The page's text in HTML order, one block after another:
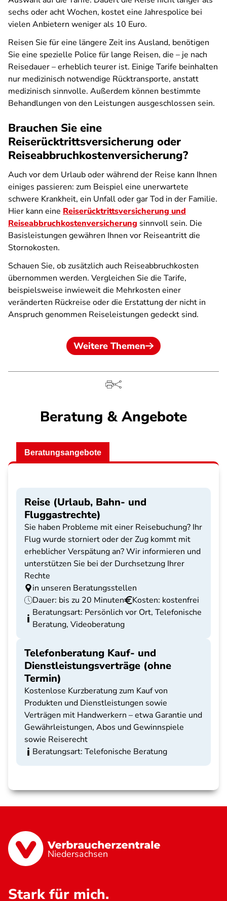
sechs oder acht Wochen, kostet eine Jahrespolice bei
vielen Anbietern weniger als 10 Euro.
Reisen Sie für eine längere Zeit ins Ausland, benötigen
Sie eine spezielle Police für lange Reisen, die – je nach
Reisedauer – erheblich teurer ist. Einige Tarife beinhalten
nur medizinisch notwendige Rücktransporte, anstatt
medizinisch sinnvolle. Außerdem können bestimmte
Behandlungen von den Leistungen ausgeschlossen sein.
Brauchen Sie eine
Reiserücktrittsversicherung oder
Reiseabbruchkostenversicherung?
Auch vor dem Urlaub oder während der Reise kann Ihnen
einiges passieren: zum Beispiel eine unerwartete
schwere Krankheit, ein Unfall oder gar Tod in der Familie.
Hier kann eine Reiserücktrittsversicherung und
Reiseabbruchkostenversicherung sinnvoll sein. Die
Basisleistungen gewähren Ihnen vor Reiseantritt die
Stornokosten.
Schauen Sie, ob zusätzlich auch Reiseabbruchkosten
übernommen werden. Vergleichen Sie die Tarife,
beispielsweise inwieweit die Mehrkosten einer
veränderten Rückreise oder die Erstattung der nicht in
Anspruch genommen Reiseleistungen gedeckt sind.
Weitere Themen
Beratung & Angebote
Beratungsangebote
Reise (Urlaub, Bahn- und
Fluggastrechte)
Sie haben Probleme mit einer Reisebuchung? Ihr
Flug wurde storniert oder der Zug kommt mit
erheblicher Verspätung an? Wir informieren und
unterstützen Sie bei der Durchsetzung Ihrer
Rechte
in unseren Beratungsstellen
Dauer: bis zu 20 Minuten
Kosten: kostenfrei
Beratungsart: Persönlich vor Ort, Telefonische
Beratung, Videoberatung
Telefonberatung Kauf- und
Dienstleistungsverträge (ohne
Termin)
Kostenlose Kurzberatung zum Kauf von
Produkten und Dienstleistungen sowie
Verträgen mit Handwerkern – etwa Garantie und
Gewährleistungen, Abos und Gewinnspiele
sowie Reiserecht
Beratungsart: Telefonische Beratung
Niedersachsen
Stark für mich.